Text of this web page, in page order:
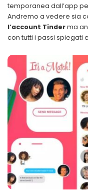
temporanea dall’app
Andremo a vedere sia
l’account Tinderma
con tutti i passi spiegati